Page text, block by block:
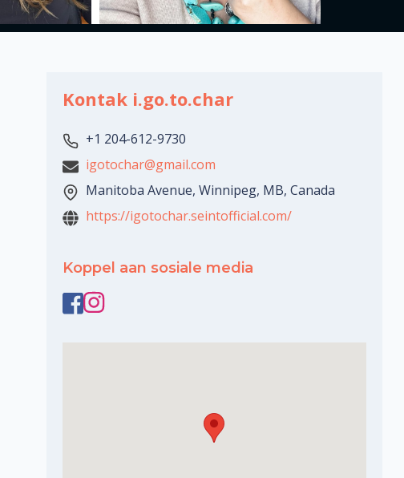
Kontak i.go.to.char
+1 204-612-9730
igotochar@gmail.com
Manitoba Avenue, Winnipeg, MB, Canada
https://igotochar.seintofficial.com/
Koppel aan sosiale media